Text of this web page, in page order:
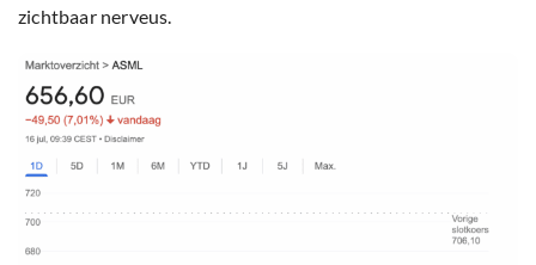
zichtbaar nerveus.